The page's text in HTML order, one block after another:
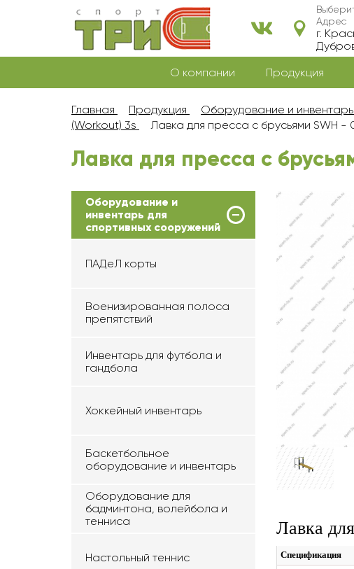
Адрес
г.
О компании Продукция
Главная Продукция Оборудование и
(Workout) 3s
Лавка для пресса с брусьями SWH -
Лавка для пресса с
Оборудование и
инвентарь для
спортивных сооружений
ПАДеЛ корты
Военизированная полоса
препятствий
Инвентарь для футбола и
гандбола
Хоккейный инвентарь
Баскетбольное
оборудование и инвентарь
Оборудование для
бадминтона, волейбола и
тенниса
Настольный теннис
Лавка
Спецификация